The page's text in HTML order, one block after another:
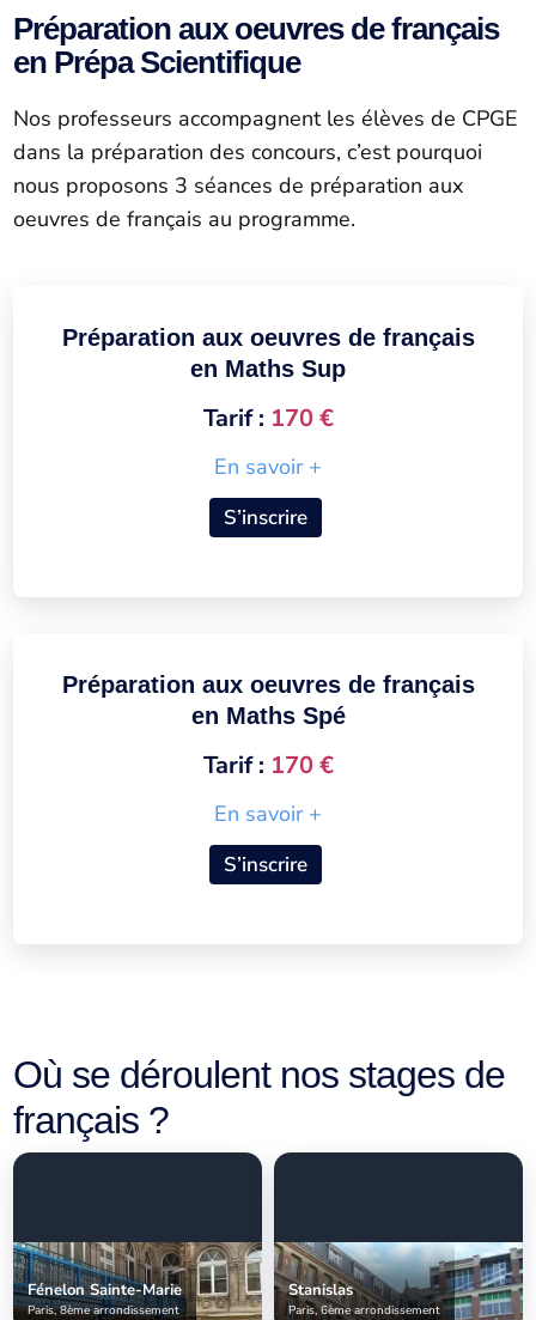
Préparation aux oeuvres de français
en Prépa Scientifique
Nos professeurs accompagnent les élèves de CPGE
dans la préparation des concours, c’est pourquoi
nous proposons 3 séances de préparation aux
oeuvres de français au programme.
Préparation aux oeuvres de français
en Maths Sup
Tarif : 170 €
En savoir +
S’inscrire
Préparation aux oeuvres de français
en Maths Spé
Tarif : 170 €
En savoir +
S’inscrire
Où se déroulent nos stages de
français ?
Fénelon Sainte-Marie
Paris, 8ème arrondissement
Stanislas
Paris, 6ème arrondissement